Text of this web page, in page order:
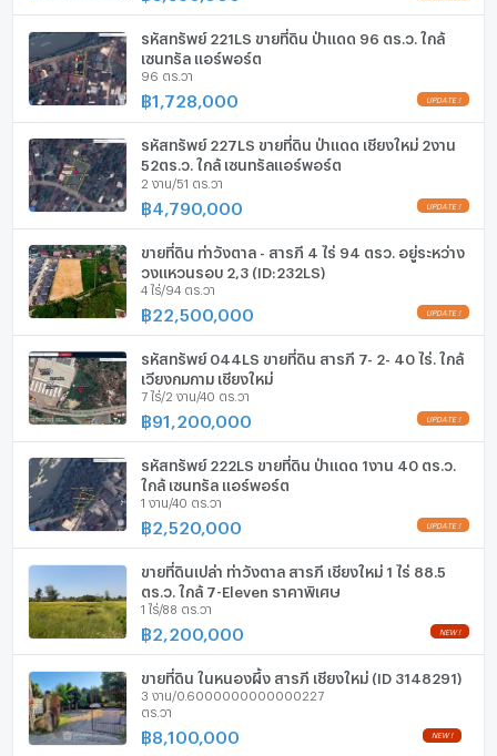
ประตูห้องระบบ digital lock
อ่างอาบน้ำ
TV
เตาปรุงอาหาร
ตู้เย็น
เครื่องดูดควัน
ลิฟท์
ที่จอดรถ
ที่จอดรถจักรยานยนต์
มีอินเตอร์เน็ตไร้สาย (Wi-Fi) ในห้องพัก
กล้องวงจรปิด (CCTV)
สระว่ายน้ำ
โรงยิม / ฟิตเนส
ห้องซาวน่า
ห้องสตรีม
EV-Charger
เครื่องซักผ้า
ไมโครเวฟ
รหัสทรัพย์ 221LS ขายที่ดิน ป่าแดด 96 ตร.ว. ใกล้
เซนทรัล แอร์พอร์ต
96 ตร.วา
฿1,728,000
รหัสทรัพย์ 227LS ขายที่ดิน ป่าแดด เชียงใหม่ 2งาน
52ตร.ว. ใกล้ เซนทรัลแอร์พอร์ต
2 งาน/51 ตร.วา
฿ 4,790,000
ขายที่ดิน ท่าวังตาล - สารภี 4 ไร่ 94 ตรว. อยู่ระหว่าง
วงแหวนรอบ 2,3 (ID:232LS)
4 ไร่/94 ตร.วา
฿22,500,000
รหัสทรัพย์ 044LS ขายที่ดิน สารภี 7- 2- 40 ไร่. ใกล้
เวียงกุมกาม เชียงใหม่
7 ไร่/2 งาน/40 ตร.วา
฿91,200,000
รหัสทรัพย์ 222LS ขายที่ดิน ป่าแดด 1งาน 40 ตร.ว.
ใกล้ เซนทรัล แอร์พอร์ต
1 งาน/40 ตร.วา
฿2,520,000
ขายที่ดินเปล่า ท่าวังตาล สารภี เชียงใหม่ 1 ไร่ 88.5
ตร.ว. ใกล้ 7-Eleven ราคาพิเศษ
1 ไร่/88 ตร.วา
฿2,200,000
ขายที่ดิน ในหนองผึ้ง สารภี เชียงใหม่ (ID 3148291)
3 งาน/0.6000000000000227
ตร.วา
฿8,100,000